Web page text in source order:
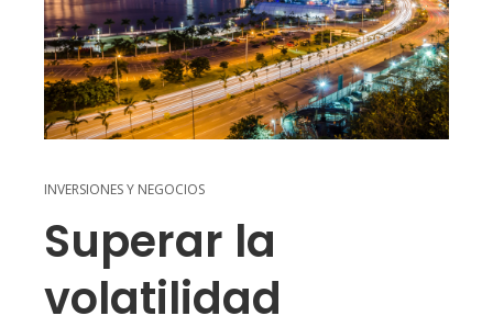
INVERSIONES Y NEGOCIOS
Superar la
volatilidad